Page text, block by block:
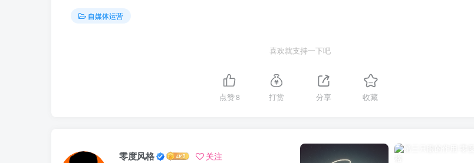
自媒体运营
喜欢就支持一下吧
点赞8 打赏 分享 收藏
零度风格 关注